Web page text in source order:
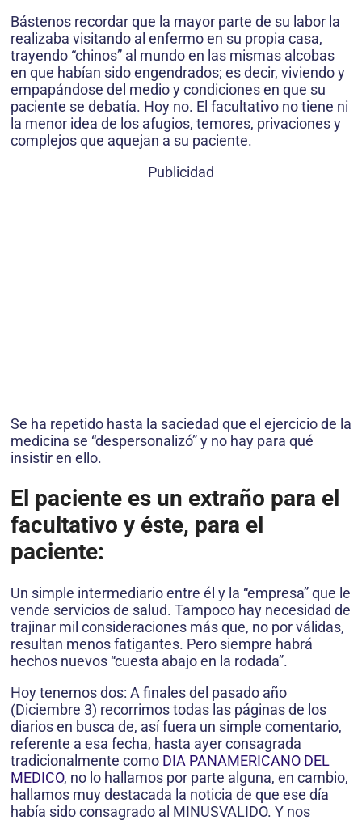
Bástenos recordar que la mayor parte de su labor la
realizaba visitando al enfermo en su propia casa,
trayendo “chinos” al mundo en las mismas alcobas
en que habían sido engendrados; es decir, viviendo y
empapándose del medio y condiciones en que su
paciente se debatía. Hoy no. El facultativo no tiene ni
la menor idea de los afugios, temores, privaciones y
complejos que aquejan a su paciente.
Publicidad
Se ha repetido hasta la saciedad que el ejercicio de la
medicina se “despersonalizó” y no hay para qué
insistir en ello.
El paciente es un extraño para el
facultativo y éste, para el
paciente:
Un simple intermediario entre él y la “empresa” que le
vende servicios de salud. Tampoco hay necesidad de
trajinar mil consideraciones más que, no por válidas,
resultan menos fatigantes. Pero siempre habrá
hechos nuevos “cuesta abajo en la rodada”.
Hoy tenemos dos: A finales del pasado año
(Diciembre 3) recorrimos todas las páginas de los
diarios en busca de, así fuera un simple comentario,
referente a esa fecha, hasta ayer consagrada
tradicionalmente como DIA PANAMERICANO DEL
MEDICO, no lo hallamos por parte alguna, en cambio,
hallamos muy destacada la noticia de que ese día
había sido consagrado al MINUSVALIDO. Y nos